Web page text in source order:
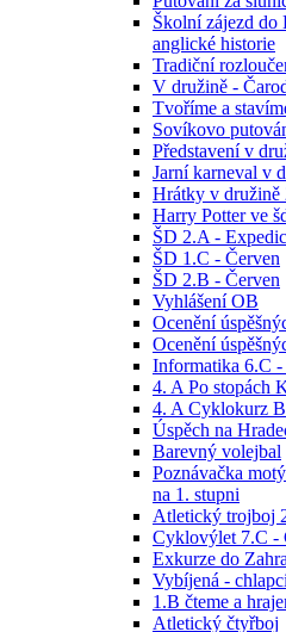
Školní zájezd do
anglické historie
Tradiční
V družině -
Tvoříme a
Sovíkovo
Představení v
Jarní karneval v
Hrátky v družině
Harry Potter ve
ŠD 2.A -
ŠD 1.C - Červen
ŠD 2.B - Červen
Vyhlášení OB
Ocenění
Ocenění
Informatika 6.C
4. A Po stopách
4. A Cyklokurz
Úspěch na
Barevný volejbal
Poznávačka
na 1. stupni
Atletický trojboj
Cyklovýlet 7.C -
Exkurze do
Vybíjená -
1.B čteme a
Atletický čtyřboj